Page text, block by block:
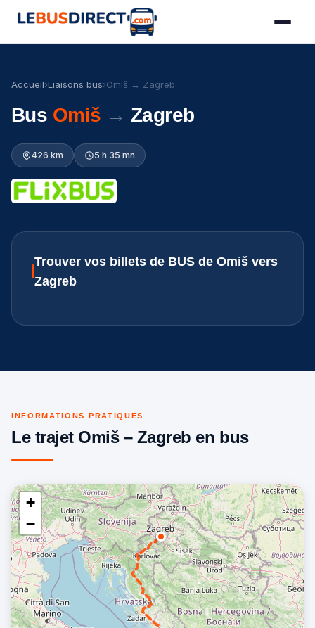
Accueil›Liaisons bus›Omiš → Zagreb
Bus Omiš → Zagreb
426 km 5 h 35 mn
Trouver vos billets de BUS de Omiš vers
Zagreb
INFORMATIONS PRATIQUES
Le trajet Omiš – Zagreb en bus
+
−